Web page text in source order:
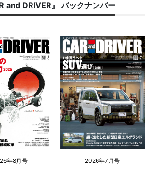
and DRIVER』 バックナンバー
年8月号 2026年7月号